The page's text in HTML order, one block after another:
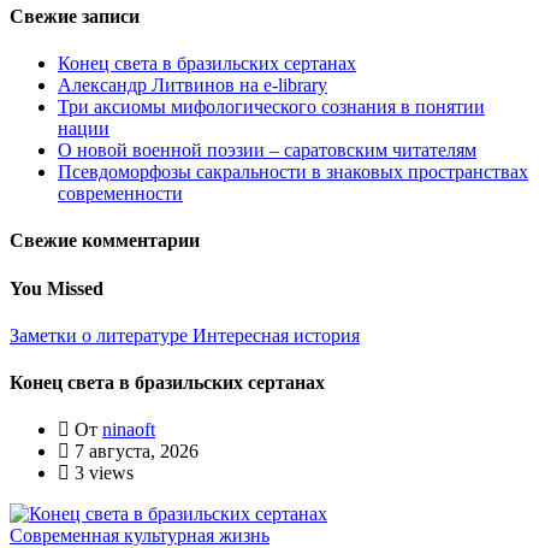
Свежие записи
Конец света в бразильских сертанах
Александр Литвинов на e-library
Три аксиомы мифологического сознания в понятии
нации
О новой военной поэзии – саратовским читателям
Псевдоморфозы сакральности в знаковых пространствах
современности
Свежие комментарии
You Missed
Заметки о литературе Интересная история
Конец света в бразильских сертанах
От ninaoft
7 августа, 2026
3 views
Современная культурная жизнь